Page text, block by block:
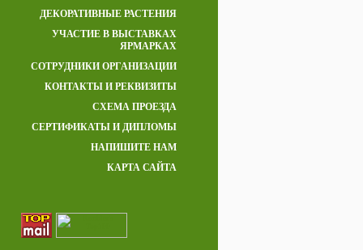
ДЕКОРАТИВНЫЕ РАСТЕНИЯ
УЧАСТИЕ В ВЫСТАВКАХ
ЯРМАРКАХ
СОТРУДНИКИ ОРГАНИЗАЦИИ
КОНТАКТЫ И РЕКВИЗИТЫ
СХЕМА ПРОЕЗДА
СЕРТИФИКАТЫ И ДИПЛОМЫ
НАПИШИТЕ НАМ
КАРТА САЙТА